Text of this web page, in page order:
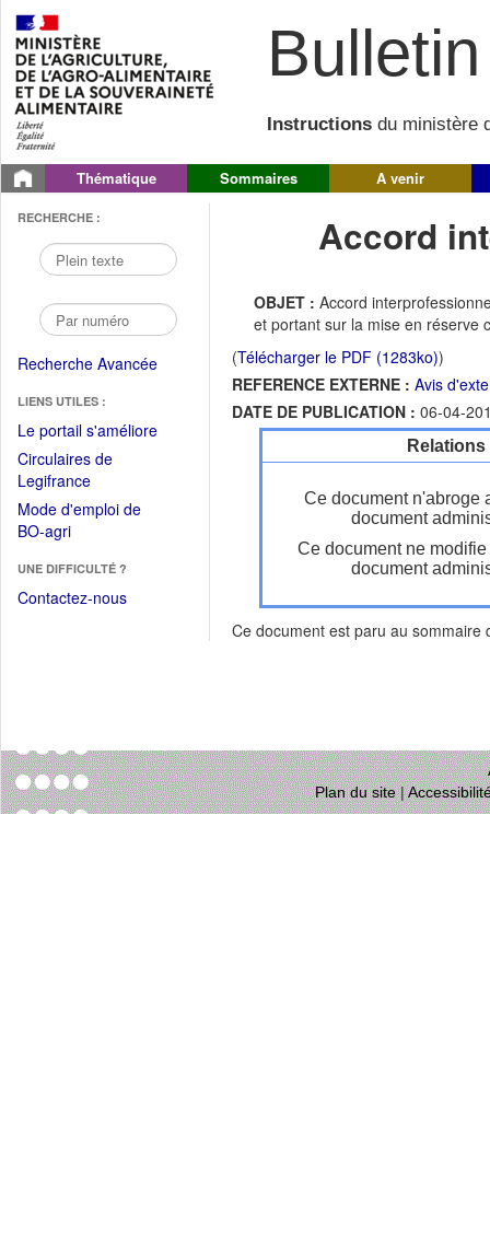
Instructions du ministère
Thématique Sommaires A venir
RECHERCHE :
Recherche Avancée
LIENS UTILES :
Le portail s'améliore(Fichier
Circulaires de
Legifrance(Ouvrir
dans
une
fenêtre)
Mode d'emploi de
BO-agri(Ouvrir
une
nouvelle
UNE DIFFICULTÉ ?
Contactez-nous
Accord
OBJET : Accord
et portant sur la mise en réserve
(Télécharger le PDF (1283ko))
REFERENCE EXTERNE : Avis
DATE DE PUBLICATION : 06-04-
Ce document n'abroge
document
Ce document ne
document
Ce document est paru au sommaire
Plan du site|